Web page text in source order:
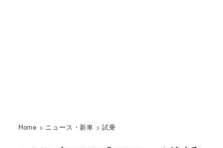
Home > ニュース・新車 >試乗